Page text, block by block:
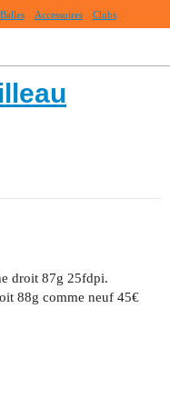
Balles Accessoires Clubs
droit 87g 25fdpi.
88g comme neuf 45€